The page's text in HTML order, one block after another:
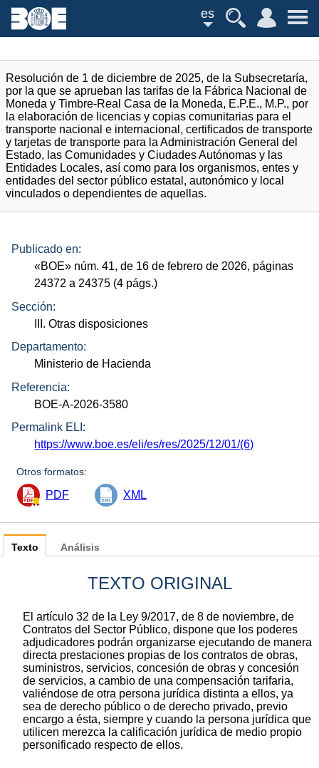
es
Resolución de 1 de diciembre de 2025, de la Subsecretaría,
por la que se aprueban las tarifas de la Fábrica Nacional de
Moneda y Timbre-Real Casa de la Moneda, E.P.E., M.P., por
la elaboración de licencias y copias comunitarias para el
transporte nacional e internacional, certificados de transporte
y tarjetas de transporte para la Administración General del
Estado, las Comunidades y Ciudades Autónomas y las
Entidades Locales, así como para los organismos, entes y
entidades del sector público estatal, autonómico y local
vinculados o dependientes de aquellas.
Publicado en:
«BOE» núm. 41, de 16 de febrero de 2026, páginas
24372 a 24375 (4 págs.)
Sección:
III. Otras disposiciones
Departamento:
Ministerio de Hacienda
Referencia:
BOE-A-2026-3580
Permalink ELI:
https://www.boe.es/eli/es/res/2025/12/01/(6)
Otros formatos:
PDF XML
Texto
TEXTO ORIGINAL
El artículo 32 de la Ley 9/2017, de 8 de noviembre, de
Contratos del Sector Público, dispone que los poderes
adjudicadores podrán organizarse ejecutando de manera
directa prestaciones propias de los contratos de obras,
suministros, servicios, concesión de obras y concesión
de servicios, a cambio de una compensación tarifaria,
valiéndose de otra persona jurídica distinta a ellos, ya
sea de derecho público o de derecho privado, previo
encargo a ésta, siempre y cuando la persona jurídica que
utilicen merezca la calificación jurídica de medio propio
personificado respecto de ellos.
Análisis